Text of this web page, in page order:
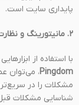
پایداری سایت است.
۲. مانیتورینگ و نظارت مستمر
با استفاده از
Pingdom، می‌توان
مشکلات را در
شناسایی مشکلات قبل